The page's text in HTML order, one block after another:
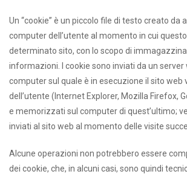
Un “cookie” è un piccolo file di testo creato da
computer dell’utente al momento in cui
determinato sito, con lo scopo di
informazioni. I cookie sono inviati da un server
computer sul quale è in esecuzione il sito web
dell’utente (Internet Explorer, Mozilla Firefox,
e memorizzati sul computer di quest’ultimo;
inviati al sito web al momento delle visite
Alcune operazioni non potrebbero essere
dei cookie, che, in alcuni casi, sono quindi